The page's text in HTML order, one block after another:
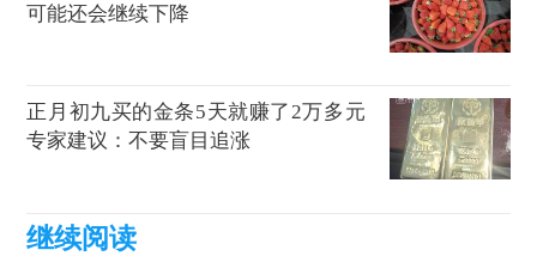
可能还会继续下降
正月初九买的金条5天就赚了2万多元
专家建议：不要盲目追涨